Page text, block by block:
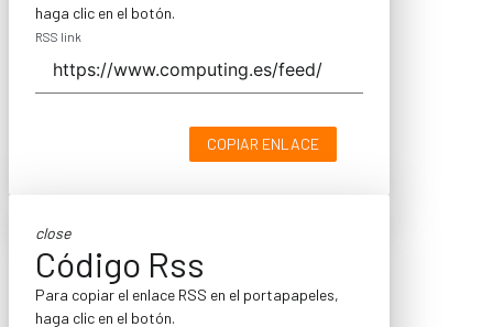
haga clic en el botón.
RSS link
COPIAR ENLACE
close
Código Rss
Para copiar el enlace RSS en el portapapeles,
haga clic en el botón.